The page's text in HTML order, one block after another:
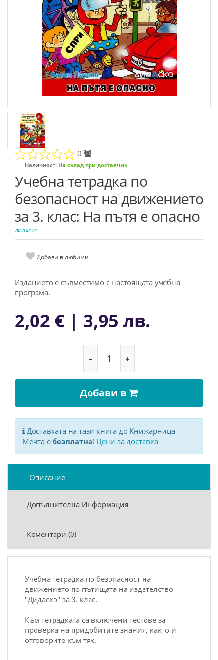
0
Наличност: На склад при доставчик
Учебна тетрадка по
безопасност на движението
за 3. клас: На пътя е опасно
ДИДАСКО
Добави в любими
Изданието е съвместимо с настоящата учебна
програма.
2,02 € | 3,95 лв.
Добави в
Доставката на тази книга до Книжарница
Мечта е безплатна! Цени за доставка
Описание
Допълнителна Информация
Коментари (0)
Учебна тетрадка по безопасност на
движението по пътищата на издателство
"Дидаско" за 3. клас.
Към тетрадката са включени тестове за
проверка на придобитите знания, както и
отговорите към тях.